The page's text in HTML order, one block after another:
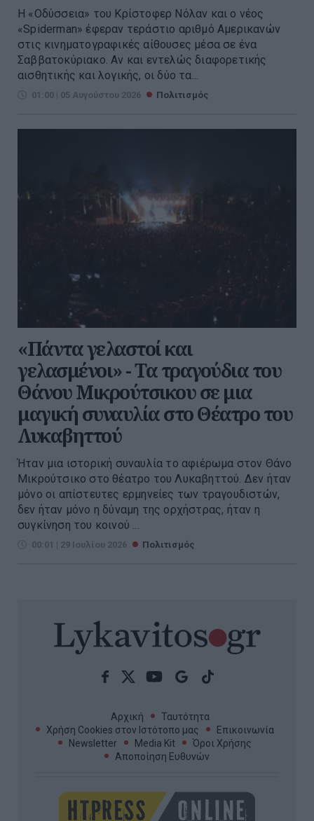
Η «Οδύσσεια» του Κρίστοφερ Νόλαν και ο νέος
«Spiderman» έφεραν τεράστιο αριθμό Αμερικανών
στις κινηματογραφικές αίθουσες μέσα σε ένα
Σαββατοκύριακο. Αν και εντελώς διαφορετικής
αισθητικής και λογικής, οι δύο τα...
01:00 | 05 Αυγούστου 2026 Πολιτισμός
«Πάντα γελαστοί και
γελασμένοι» - Τα τραγούδια του
Θάνου Μικρούτσικου σε μια
μαγική συναυλία στο Θέατρο του
Λυκαβηττού
Ήταν μια ιστορική συναυλία το αφιέρωμα στον Θάνο
Μικρούτσικο στο θέατρο του Λυκαβηττού. Δεν ήταν
μόνο οι απίστευτες ερμηνείες των τραγουδιστών,
δεν ήταν μόνο η δύναμη της ορχήστρας, ήταν η
συγκίνηση του κοινού ...
00:01 | 29 Ιουλίου 2026 Πολιτισμός
Αρχική
Ταυτότητα
Χρήση Cookies στον Ιστότοπο μας
Επικοινωνία
Newsletter
Media Kit
Όροι Χρήσης
Αποποίηση Ευθυνών